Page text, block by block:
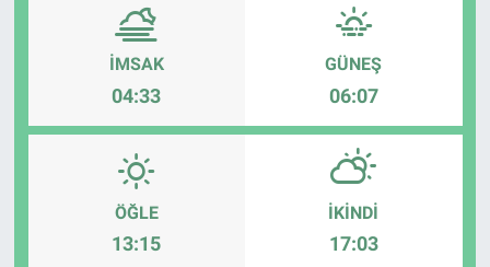
İMSAK
04:33
GÜNEŞ
06:07
ÖĞLE
13:15
İKINDI
17:03